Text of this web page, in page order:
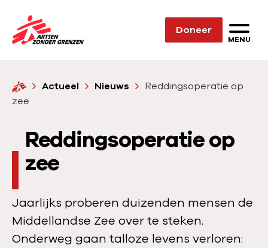
Sla navigatie over
N
r
d
o
e
p
a
g
Doneer
MENU
H
o
e
Actueel Nieuws
Reddingsoperatie op
zee
Reddingsoperatie op
zee
Jaarlijks proberen duizenden mensen de
Middellandse Zee over te steken.
Onderweg gaan talloze levens verloren: